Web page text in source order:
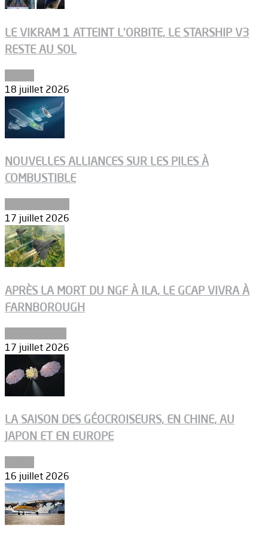
LE VIKRAM 1 ATTEINT L’ORBITE, LE STARSHIP V3
RESTE AU SOL
18 juillet 2026
NOUVELLES ALLIANCES SUR LES PILES À
COMBUSTIBLE
17 juillet 2026
APRÈS LA MORT DU NGF À ILA, LE GCAP VIVRA À
FARNBOROUGH
17 juillet 2026
LA SAISON DES GÉOCROISEURS, EN CHINE, AU
JAPON ET EN EUROPE
16 juillet 2026